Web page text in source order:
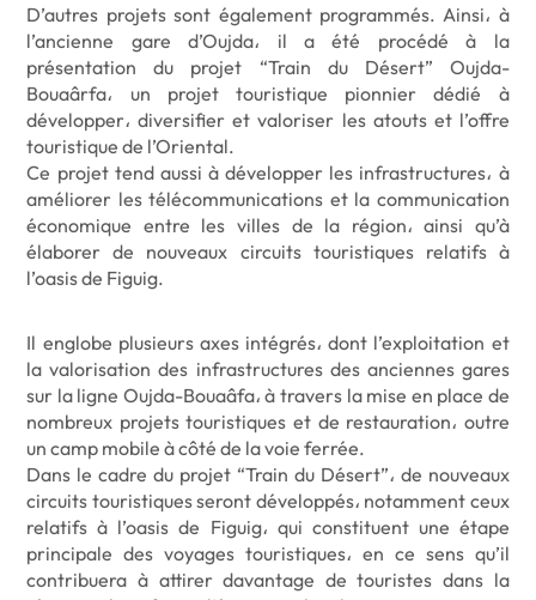
D’autres projets sont également programmés. Ainsi، à
l’ancienne gare d’Oujda، il a été procédé à la
présentation du projet “Train du Désert” Oujda-
Bouaârfa، un projet touristique pionnier dédié à
développer، diversifier et valoriser les atouts et l’offre
touristique de l’Oriental.
Ce projet tend aussi à développer les infrastructures، à
améliorer les télécommunications et la communication
économique entre les villes de la région، ainsi qu’à
élaborer de nouveaux circuits touristiques relatifs à
l’oasis de Figuig.
Il englobe plusieurs axes intégrés، dont l’exploitation et
la valorisation des infrastructures des anciennes gares
sur la ligne Oujda-Bouaâfa، à travers la mise en place de
nombreux projets touristiques et de restauration، outre
un camp mobile à côté de la voie ferrée.
Dans le cadre du projet “Train du Désert”، de nouveaux
circuits touristiques seront développés، notamment ceux
relatifs à l’oasis de Figuig، qui constituent une étape
principale des voyages touristiques، en ce sens qu’il
contribuera à attirer davantage de touristes dans la